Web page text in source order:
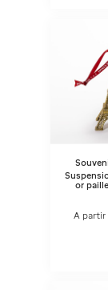
or
A partir